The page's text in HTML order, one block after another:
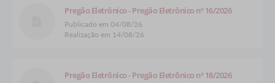
Pregão Eletrônico - Pregão Eletrônico nº 16/2026
Publicado em 04/08/26
Realização em 14/08/26
Pregão Eletrônico - Pregão Eletrônico nº 18/2026